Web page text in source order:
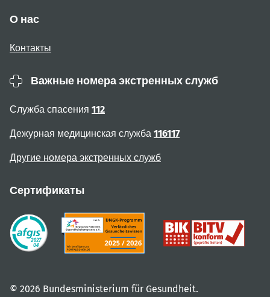
О нас
Контакты
Важные номера экстренных служб
Служба спасения 112
Дежурная медицинская служба 116117
Другие номера экстренных служб
Сертификаты
© 2026 Bundesministerium für Gesundheit.